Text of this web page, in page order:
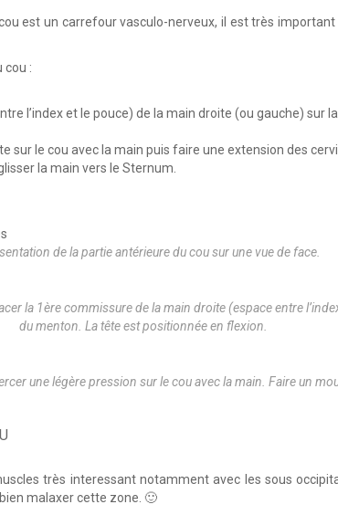
est un carrefour vasculo-nerveux, il est très
cou :
l’index et le pouce) de la main droite (ou gauche) sur
sur le cou avec la main puis faire une extension des
la main vers le Sternum.
de la partie antérieure du cou sur une vue de face.
la 1ère commissure de la main droite (espace entre
du menton. La tête est positionnée en flexion.
une légère pression sur le cou avec la main. Faire un
très interessant notamment avec les sous
malaxer cette zone. 🙂